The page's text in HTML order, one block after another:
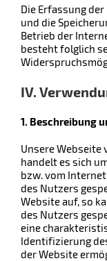
Die Erfassung
und die
Betrieb der
besteht folglich
IV.
1. Beschreibung
Unsere Webseite
handelt es sich
bzw. vom
des Nutzers
Website auf, so
des Nutzers
eine
Identifizierung
der Website